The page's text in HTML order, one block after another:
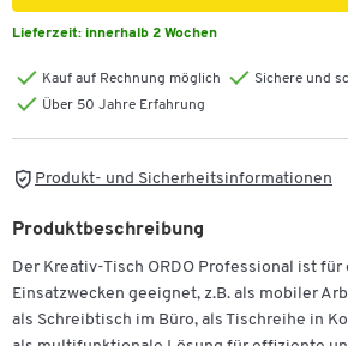
Lieferzeit: innerhalb 2 Wochen
Kauf auf Rechnung möglich
Sichere und
Über 50 Jahre Erfahrung
Produkt- und Sicherheitsinformationen
Produktbeschreibung
Der Kreativ-Tisch ORDO Professional ist für
Einsatzwecken geeignet, z.B. als mobiler
als Schreibtisch im Büro, als Tischreihe in